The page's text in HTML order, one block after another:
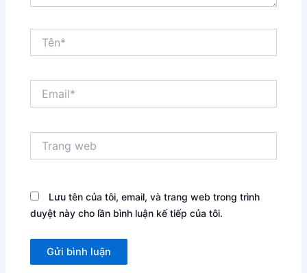
web
Lưu tên của tôi, email, và trang web trong trình
duyệt này cho lần bình luận kế tiếp của tôi.